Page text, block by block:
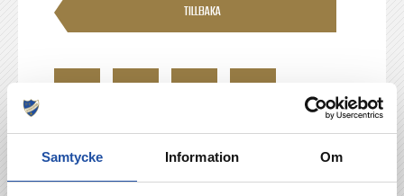
Samtycke Information Om
TILLBAKA